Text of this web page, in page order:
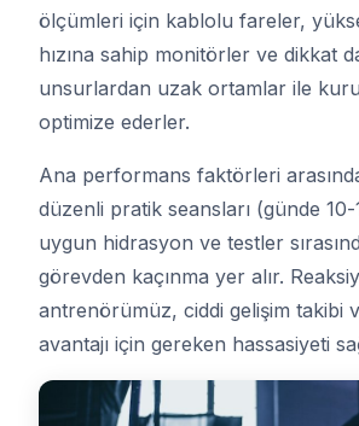
ölçümleri için kablolu fareler,
hızına sahip monitörler ve dikkat
unsurlardan uzak ortamlar ile
optimize ederler.
Ana performans faktörleri
düzenli pratik seansları (günde 10-
uygun hidrasyon ve testler
görevden kaçınma yer alır.
antrenörümüz, ciddi gelişim takibi
avantajı için gereken hassasiyeti